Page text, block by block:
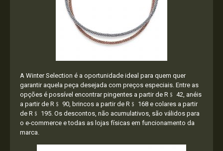
A Winter Selection é a oportunidade ideal para quem quer
garantir aquela peça desejada com preços especiais. Entre as
opções é possível encontrar pingentes a partir de R﹩ 42, anéis
a partir de R﹩ 90, brincos a partir de R﹩ 168 e colares a partir
de R﹩ 195. Os descontos, não acumulativos, são válidos para
o e-commerce e todas as lojas físicas em funcionamento da
marca.